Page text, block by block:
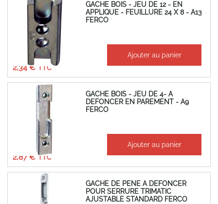
GACHE BOIS - JEU DE 12 - EN
APPLIQUE - FEUILLURE 24 X 8 - A13
FERCO
À partir de
2,34 €
1,95 € Ajouter au panier
GACHE BOIS - JEU DE 4- A
DEFONCER EN PAREMENT - A9
FERCO
À partir de
2,87 €
Ajouter au panier
GACHE DE PENE A DEFONCER
POUR SERRURE TRIMATIC
AJUSTABLE STANDARD FERCO